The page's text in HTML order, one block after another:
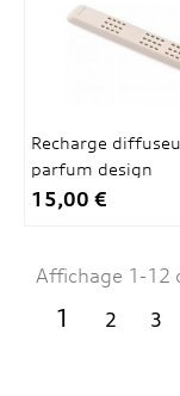
Recharge
parfum design
15,00 €
Affichage 1-12
1 2 3